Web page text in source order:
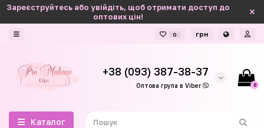
Зареєструйтесь або увійдіть, щоб отримати доступ до
оптових цін!
0 грн
+38 (093) 387-38-37
Оптова група в Viber 0
Каталог